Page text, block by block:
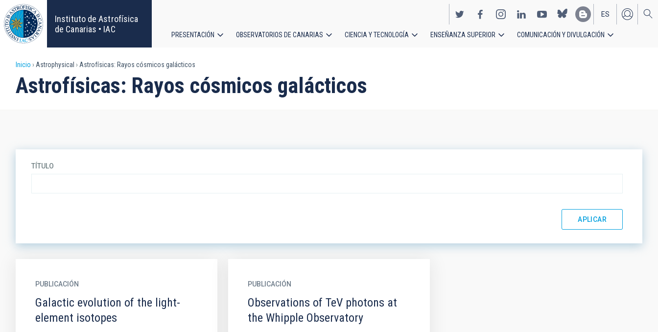
Pasar
al
contenido
principal
Instituto de Astrofísica
de Canarias • IAC
EN
ES
principal
PRESENTACIÓN OBSERVATORIOS DE CANARIAS CIENCIA Y TECNOLOGÍA ENSEÑANZA SUPERIOR COMUNICACIÓN Y DIVULGACIÓN
Sobrescribir
enlaces
Inicio Astrophysical Astrofísicas: Rayos cósmicos galácticos
Astrofísicas: Rayos cósmicos galácticos
TÍTULO
PUBLICACIÓN
Galactic evolution of the light-
element isotopes
PUBLICACIÓN
Observations of TeV photons at
the Whipple Observatory